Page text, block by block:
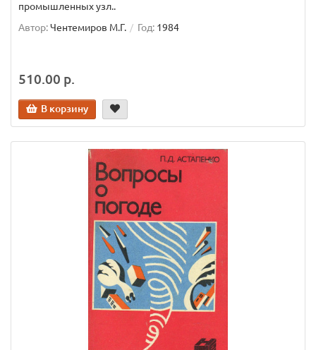
промышленных узл..
Автор:Чентемиров М.Г. Год: 1984
510.00 р.
В корзину